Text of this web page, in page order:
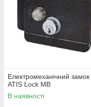
Електромеханічний замок
ATIS Lock MB
В наявності